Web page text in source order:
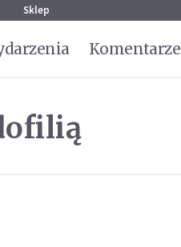
Sklep
Komentarze